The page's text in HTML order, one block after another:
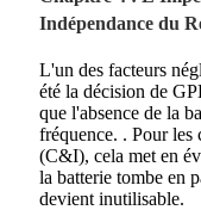
Indépendance du
L'un des facteurs
été la décision de
que l'absence de la
fréquence. . Pour les
(C&I), cela met en
la batterie tombe en
devient inutilisable.